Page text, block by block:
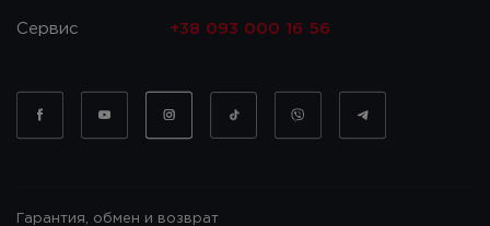
Сервис +38 093 000 16 56
Гарантия, обмен и возврат